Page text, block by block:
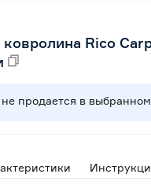
ковролина Rico
не продается в